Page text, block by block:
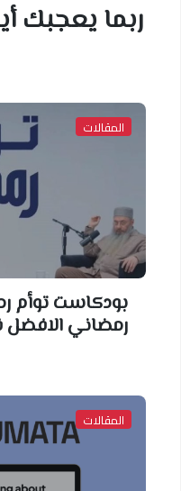
ربما يعجبك
المقالات
بودكاست توأم
رمضاني الافضل فى 2026 بلا
المقالات